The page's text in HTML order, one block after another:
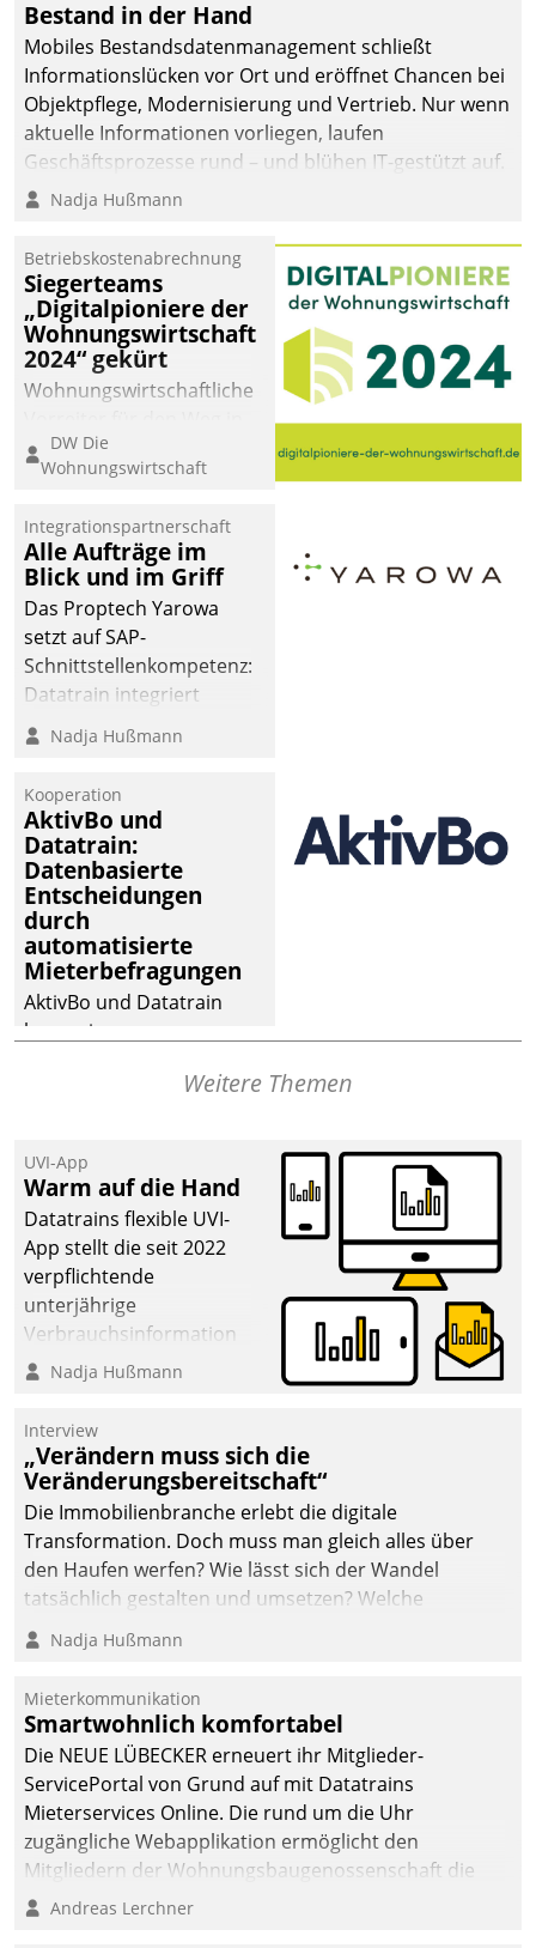
Bestand in der Hand
Mobiles Bestandsdatenmanagement schließt
Informationslücken vor Ort und eröffnet Chancen bei
Objektpflege, Modernisierung und Vertrieb. Nur wenn
aktuelle Informationen vorliegen, laufen
Geschäftsprozesse rund – und blühen IT-gestützt auf.
Nadja Hußmann
Betriebskostenabrechnung
Siegerteams
„Digitalpioniere der
Wohnungswirtschaft
2024“ gekürt
Wohnungswirtschaftliche
eine digitale Zukunft zu
finden, ist das Ziel des
der
Wohnungswirtschaft“.
Bewerben können sich
dafür ein Team
bestehend aus
Wohnungsunternehmen
und PropTech.
DW Die
Wohnungswirtschaft
Integrationspartnerschaft
Alle Aufträge im
Blick und im Griff
Das Proptech Yarowa
setzt auf SAP-
Schnittstellenkompetenz:
Datatrain integriert
Yarowas Portal zur
Vergabe und Verwaltung
operativen
Instandhaltung in die
SAP-Systemlandschaft
deutscher
Wohnungsunternehmen
– und beschleunigt damit
den Weg vom
Mieteranliegen zum
Dienstleisterauftrag.
Nadja Hußmann
Kooperation
AktivBo und
Datatrain:
Datenbasierte
Entscheidungen
durch
automatisierte
Mieterbefragungen
AktivBo und Datatrain
kooperieren –
profitieren: Die nahtlose
Datatrain ermöglicht
automatisiert ausgelöste,
zielgerichtete
Mieterbefragungen – eine
starke Grundlage für
intelligente,
Entscheidungen.
Weitere Themen
UVI-App
Warm auf die Hand
Datatrains flexible UVI-
App stellt die seit 2022
verpflichtende
unterjährige
Verbrauchsinformation
schnell, zuverlässig und
Die monatlichen
Mitteilungen zum
Heizungs- und
Wasserverbrauch gehen
automatisiert, vollständig
und auf Wunsch über
mehrere zuvor
Kommunikationswege bei
Nadja Hußmann
Interview
„Verändern muss sich die
Veränderungsbereitschaft“
Die Immobilienbranche erlebt die digitale
Transformation. Doch muss man gleich alles über
den Haufen werfen? Wie lässt sich der Wandel
tatsächlich gestalten und umsetzen? Welche
Argumente zählen wirklich?
Nadja Hußmann
Mieterkommunikation
Smartwohnlich komfortabel
Die NEUE LÜBECKER erneuert ihr Mitglieder-
ServicePortal von Grund auf mit Datatrains
Mieterservices Online. Die rund um die Uhr
zugängliche Webapplikation ermöglicht den
Mitgliedern der Wohnungs­bau­genossenschaft die
Kontaktaufnahme per Smartphone, Tablet oder PC.
Andreas Lerchner